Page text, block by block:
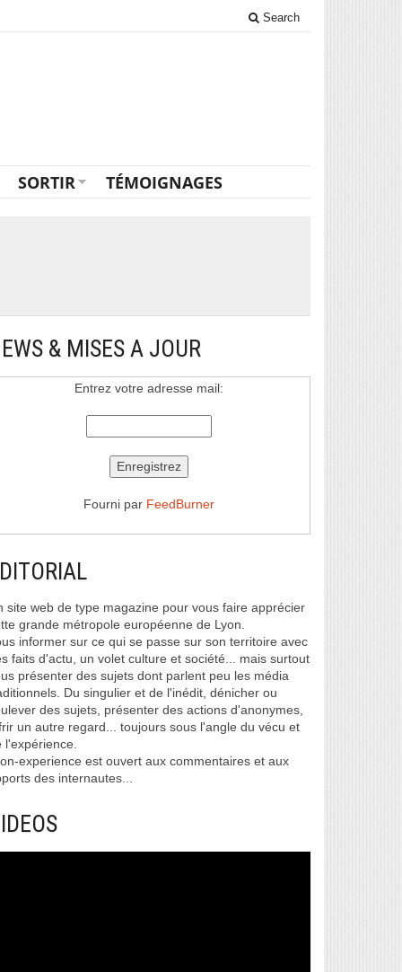
Search
SORTIR TÉMOIGNAGES
& MISES A JOUR
Entrez votre adresse mail:
Fourni par FeedBurner
site web de type magazine pour vous faire apprécier
grande métropole européenne de Lyon.
informer sur ce qui se passe sur son territoire avec
faits d'actu, un volet culture et société... mais surtout
présenter des sujets dont parlent peu les média
Du singulier et de l'inédit, dénicher ou
des sujets, présenter des actions d'anonymes,
un autre regard... toujours sous l'angle du vécu et
l'expérience.
experience est ouvert aux commentaires et aux
des internautes...